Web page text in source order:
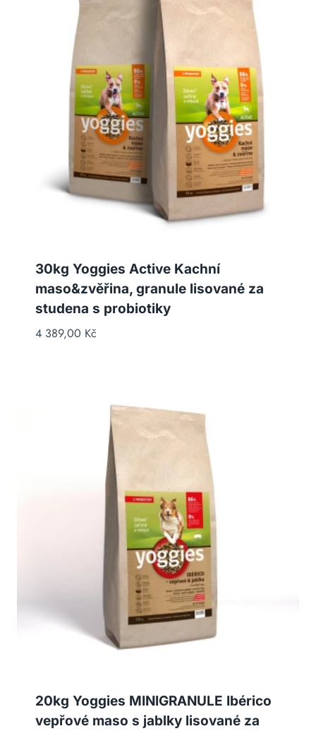
30kg Yoggies Active Kachní
maso&zvěřina, granule lisované za
studena s probiotiky
4 389,00 Kč
20kg Yoggies MINIGRANULE Ibérico
vepřové maso s jablky lisované za